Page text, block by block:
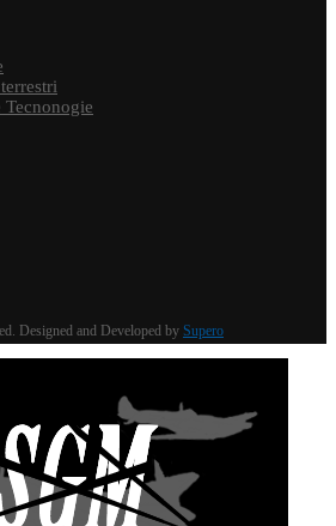
Designed and Developed by Supero